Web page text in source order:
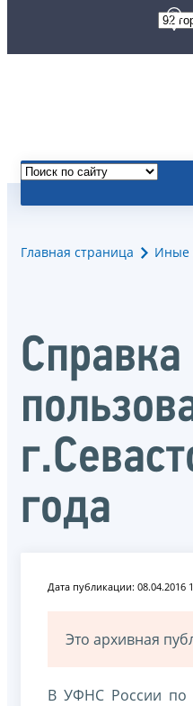
Главная страница Иные
года
Дата публикации: 08.04.2016
Это архивная
В УФНС России по